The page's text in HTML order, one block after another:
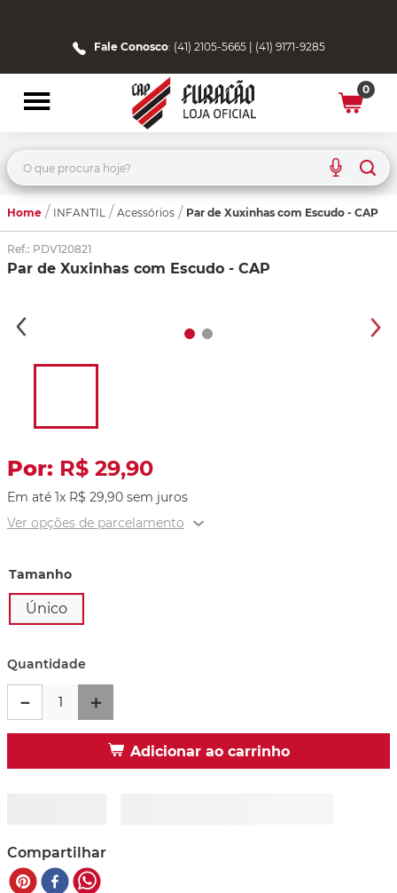
Fale Conosco: (41) 2105-5665 | (41) 9171-9285
0
O que procura hoje?
Home INFANTIL Acessórios Par de Xuxinhas com Escudo - CAP
Ref.: PDV120821
Par de Xuxinhas com Escudo - CAP
R$ 29,90
Em até 1x R$ 29,90 sem juros
Ver opções de parcelamento
Tamanho
Único
Quantidade
＋
－
Adicionar ao carrinho
Compartilhar